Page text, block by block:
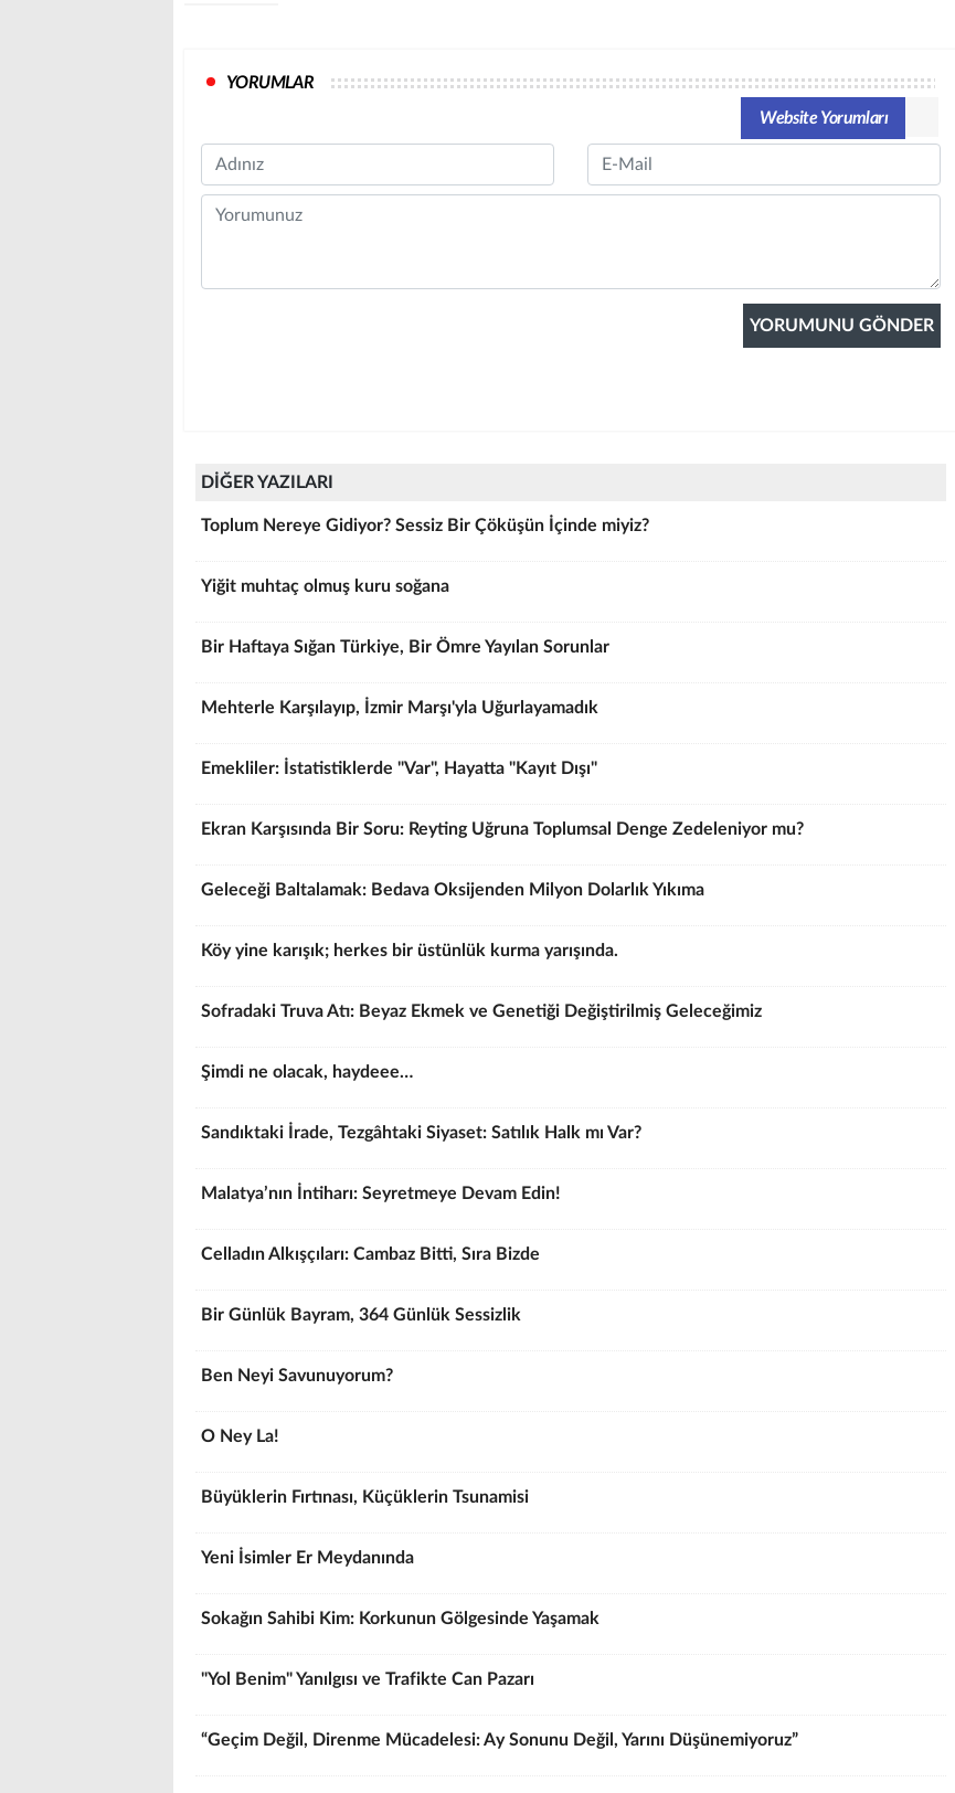
YORUMLAR
Website Yorumları
Name Email
Comment
DİĞER YAZILARI
Toplum Nereye Gidiyor? Sessiz Bir Çöküşün İçinde miyiz?
Yiğit muhtaç olmuş kuru soğana
Bir Haftaya Sığan Türkiye, Bir Ömre Yayılan Sorunlar
Mehterle Karşılayıp, İzmir Marşı'yla Uğurlayamadık
Emekliler: İstatistiklerde "Var", Hayatta "Kayıt Dışı"
Ekran Karşısında Bir Soru: Reyting Uğruna Toplumsal Denge Zedeleniyor mu?
Geleceği Baltalamak: Bedava Oksijenden Milyon Dolarlık Yıkıma
Köy yine karışık; herkes bir üstünlük kurma yarışında.
Sofradaki Truva Atı: Beyaz Ekmek ve Genetiği Değiştirilmiş Geleceğimiz
Şimdi ne olacak, haydeee…
Sandıktaki İrade, Tezgâhtaki Siyaset: Satılık Halk mı Var?
Malatya’nın İntiharı: Seyretmeye Devam Edin!
Celladın Alkışçıları: Cambaz Bitti, Sıra Bizde
Bir Günlük Bayram, 364 Günlük Sessizlik
Ben Neyi Savunuyorum?
O Ney La!
Büyüklerin Fırtınası, Küçüklerin Tsunamisi
Yeni İsimler Er Meydanında
Sokağın Sahibi Kim: Korkunun Gölgesinde Yaşamak
"Yol Benim" Yanılgısı ve Trafikte Can Pazarı
“Geçim Değil, Direnme Mücadelesi: Ay Sonunu Değil, Yarını Düşünemiyoruz”